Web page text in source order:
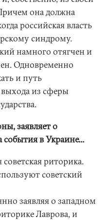
она должна
российская власть
синдрому.
намного отягчен и
Одновременно
и путь
из сферы
заявляет о
события в Украине...
риторика.
советский
заявляя о западном
Лаврова, и